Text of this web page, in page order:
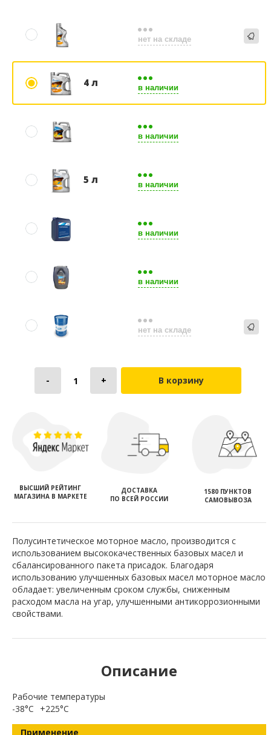
нет на складе
4 л в наличии
в наличии
5 л в наличии
в наличии
в наличии
нет на складе
В корзину
ВЫСШИЙ РЕЙТИНГ
МАГАЗИНА В МАРКЕТЕ
ДОСТАВКА
ПО ВСЕЙ РОССИИ
1580 ПУНКТОВ
САМОВЫВОЗА
Полусинтетическое моторное масло, производится с
использованием высококачественных базовых масел и
сбалансированного пакета присадок. Благодаря
использованию улучшенных базовых масел моторное масло
обладает: увеличенным сроком службы, сниженным
расходом масла на угар, улучшенными антикоррозионными
свойствами.
Описание
Рабочие температуры
-38°C
+225°C
Применение